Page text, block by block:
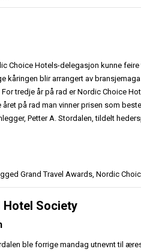
Choice Hotels-delegasjon kunne
kåringen blir arrangert av
tredje år på rad er Nordic Choice
året på rad man vinner prisen som
Petter A. Stordalen, tildelt
Grand Travel Awards Nordic
Society
ble forrige mandag utnevnt til